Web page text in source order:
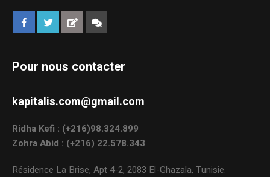
Pour nous contacter
kapitalis.com@gmail.com
Ridha Kefi : (+216)98.324.899
Zohra Abid : (+216) 22.578.343
Résidence La Brise, Apt 4-2, 2083 El-Ghazala, Tunisie.